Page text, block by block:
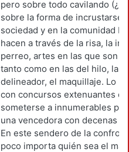
pero sobre todo cavilando
sobre la forma de incrustarse
sociedad y en la comunidad
hacen a través de la risa, la
perreo, artes en las que son
tanto como en las del hilo, la
delineador, el maquillaje. Lo
con concursos extenuantes
someterse a innumerables
una vencedora con decenas
En este sendero de la
poco importa quién sea el